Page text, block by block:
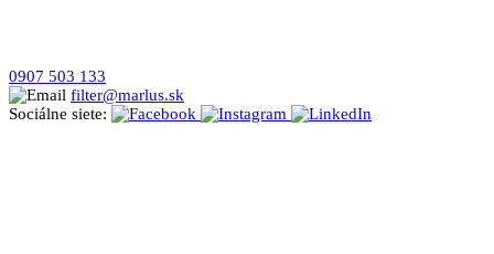
0907 503 133
filter@marlus.sk
Sociálne siete: